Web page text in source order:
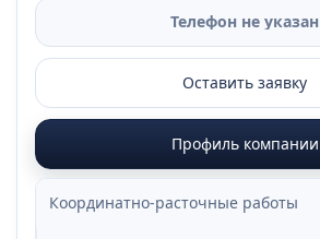
Телефон не указан
Оставить заявку
Профиль компании
Координатно-расточные работы